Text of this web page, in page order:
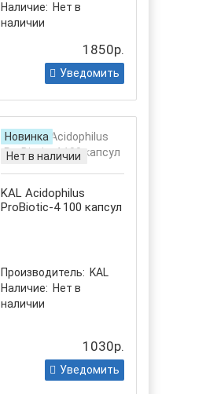
Наличие: Нет в
наличии
1850р.
Уведомить
Новинка
Нет в наличии
KAL Acidophilus
ProBiotic-4 100 капсул
Производитель: KAL
Наличие: Нет в
наличии
1030р.
Уведомить